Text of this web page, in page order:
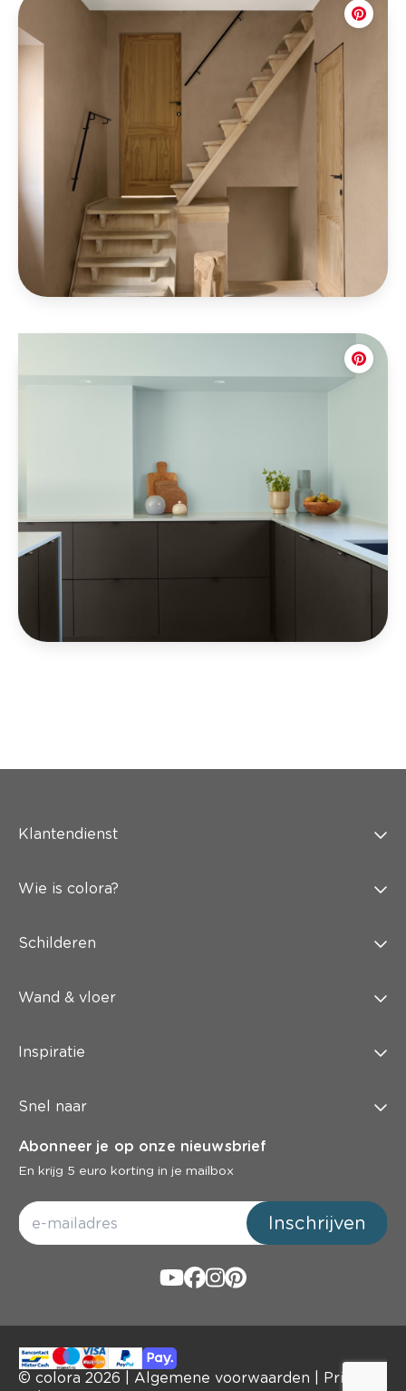
Klantendienst
Wie is colora?
Schilderen
Wand & vloer
Inspiratie
Snel naar
Abonneer je op onze nieuwsbrief
En krijg 5 euro korting in je mailbox
Inschrijven
© colora 2026 Algemene voorwaarden
Privacy